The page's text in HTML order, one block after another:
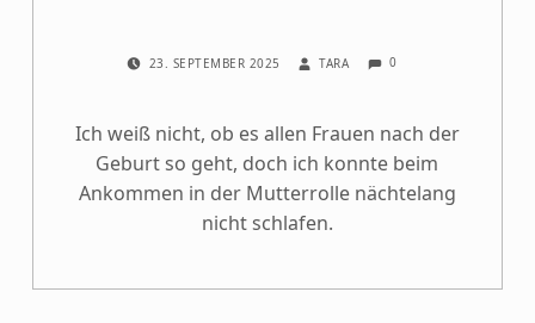
23. SEPTEMBER 2025 TARA 0
Ich weiß nicht, ob es allen Frauen nach der
Geburt so geht, doch ich konnte beim
Ankommen in der Mutterrolle nächtelang
nicht schlafen.